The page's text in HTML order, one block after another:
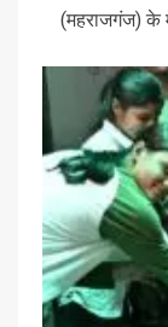
(महराजगंज) के